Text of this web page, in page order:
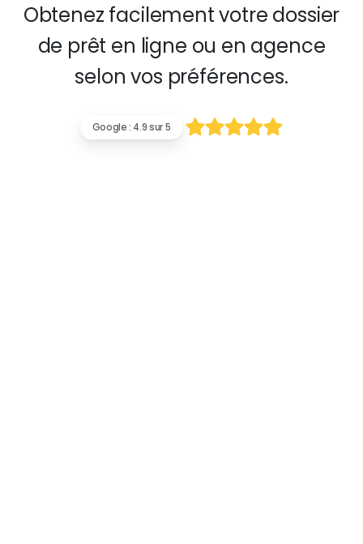
Obtenez facilement votre dossier
de prêt en ligne ou en agence
selon vos préférences.
Google : 4.9 sur 5